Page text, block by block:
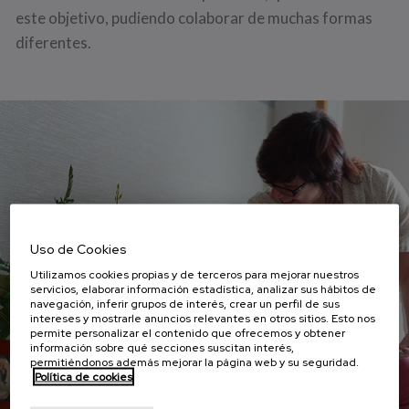
este objetivo, pudiendo colaborar de muchas formas
diferentes.
Uso de Cookies
Utilizamos cookies propias y de terceros para mejorar nuestros
servicios, elaborar información estadística, analizar sus hábitos de
navegación, inferir grupos de interés, crear un perfil de sus
intereses y mostrarle anuncios relevantes en otros sitios. Esto nos
permite personalizar el contenido que ofrecemos y obtener
información sobre qué secciones suscitan interés,
permitiéndonos además mejorar la página web y su seguridad.
Política de cookies